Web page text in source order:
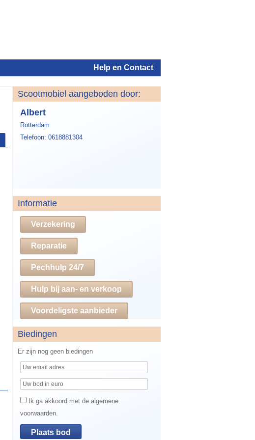
Help en Contact
Scootmobiel aangeboden door:
Albert
Rotterdam
Telefoon: 0618881304
Informatie
Verzekering
Reparatie
Pechhulp 24/7
Hulp bij aan- en verkoop
Voordeligste aanbieder
Biedingen
Er zijn nog geen biedingen
Ik ga akkoord met de algemene
voorwaarden.